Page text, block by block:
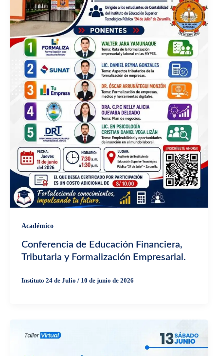
Académico
Conferencia de Educación Financiera,
Tributaria y Formalización Empresarial.
Instituto 24 de Julio / 10 de junio de 2026